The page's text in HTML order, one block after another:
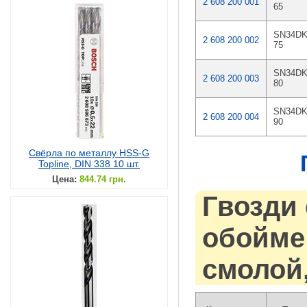
Свёрла по металлу HSS-G
Topline, DIN 338 10 шт.
Цена: 844.74 грн.
65
2 608 200 002
SN34DK
75
2 608 200 003
SN34DK
80
2 608 200 004
SN34DK
90
Гвозди